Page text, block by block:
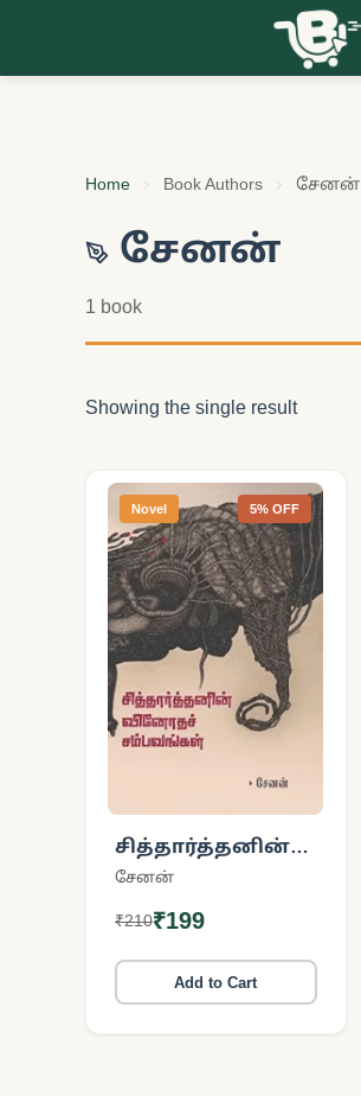
Home Book Authors சேனன்
சேனன்
1 book
Showing the single result
Novel 5% OFF
சித்தார்த்தனின்
வினோதச்
சேனன்
₹210₹199
Add to Cart